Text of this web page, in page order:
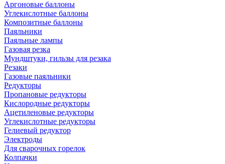
Аргоновые баллоны
Углекислотные баллоны
Композитные баллоны
Паяльники
Паяльные лампы
Газовая резка
Мундштуки, гильзы для резака
Резаки
Газовые паяльники
Редукторы
Пропановые редукторы
Кислородные редукторы
Ацетиленовые редукторы
Углекислотные редукторы
Гелиевый редуктор
Электроды
Для сварочных горелок
Колпачки